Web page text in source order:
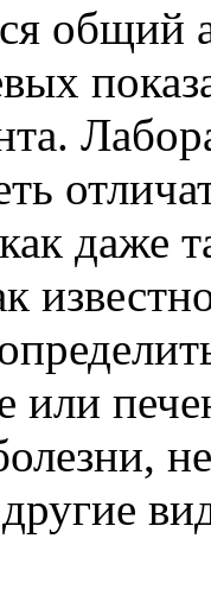
общий
даже
или